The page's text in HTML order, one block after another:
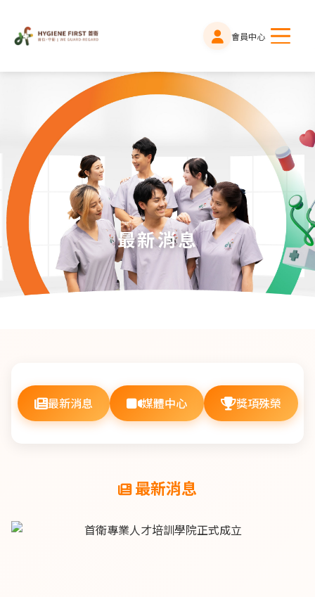
會員中心
最新消息
最新消息 媒體中心 獎項殊榮
最新消息